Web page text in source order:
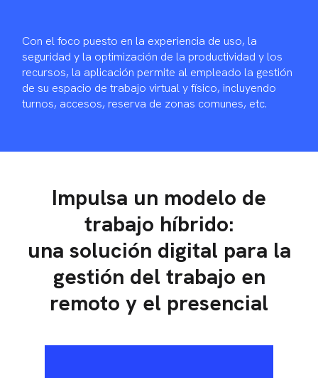
Con el foco puesto en la experiencia de uso, la
seguridad y la optimización de la productividad y los
recursos, la aplicación permite al empleado la gestión
de su espacio de trabajo virtual y físico, incluyendo
turnos, accesos, reserva de zonas comunes, etc.
Impulsa un modelo de
trabajo híbrido:
una solución digital para la
gestión del trabajo en
remoto y el presencial